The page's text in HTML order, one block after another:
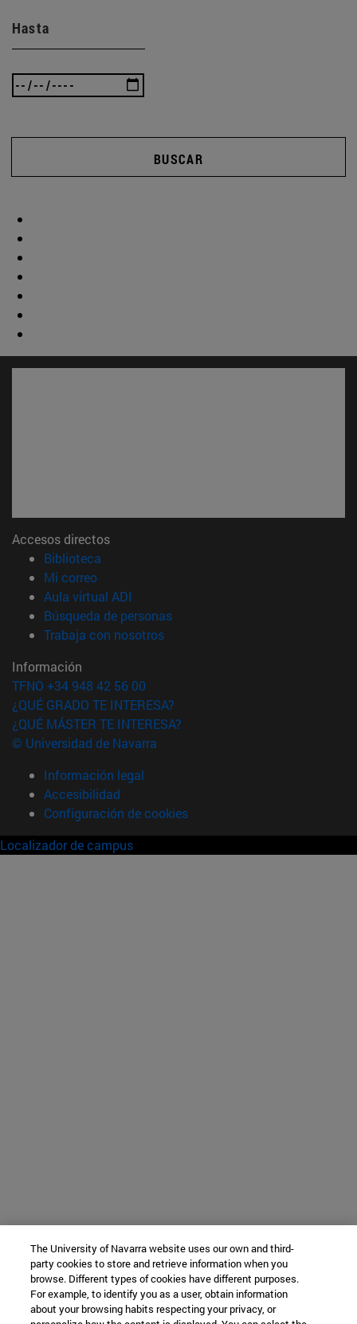
Hasta
BUSCAR
Accesos directos
Biblioteca
Mi correo(abre en nueva ventana)
Aula virtual ADI
Búsqueda de personas(abre en nueva ventana)
Trabaja con nosotros(abre en nueva ventana)
Información
TFNO +34 948 42 56 00
¿QUÉ GRADO TE INTERESA?
¿QUÉ MÁSTER TE INTERESA?
© Universidad de Navarra
Información legal
Accesibilidad
Configuración de cookies
Localizador de campus
The University of Navarra website uses our own and third-
party cookies to store and retrieve information when you
browse. Different types of cookies have different purposes.
For example, to identify you as a user, obtain information
about your browsing habits respecting your privacy, or